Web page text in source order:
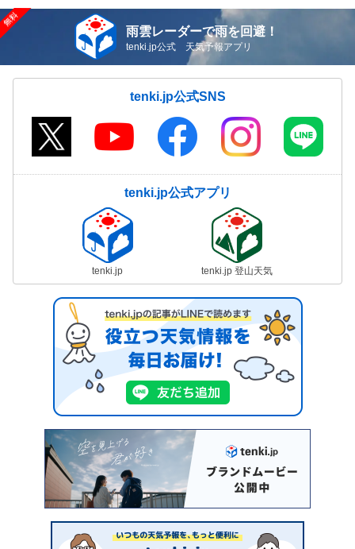
雨雲レーダーで雨を回避！
tenki.jp公式 天気予報アプリ
tenki.jp公式SNS
tenki.jp公式アプリ
tenki.jp tenki.jp 登山天気